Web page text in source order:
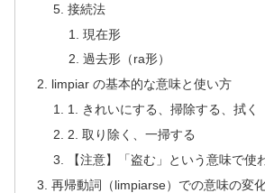
接続法
現在形
過去形（ra形）
limpiar の基本的な意味と使い方
1. きれいにする、掃除する、拭く
2. 取り除く、一掃する
【注意】「盗む」という意味で使
再帰動詞（limpiarse）での意味の変